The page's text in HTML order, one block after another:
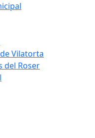
Vilatorta
del Roser